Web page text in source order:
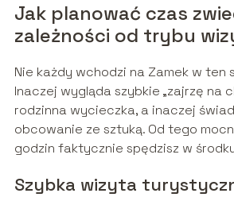
Jak planować czas
zależności od trybu
Nie każdy wchodzi na Zamek w ten
Inaczej wygląda szybkie „zajrzę na
rodzinna wycieczka, a inaczej
obcowanie ze sztuką. Od tego
godzin faktycznie spędzisz w
Szybka wizyta